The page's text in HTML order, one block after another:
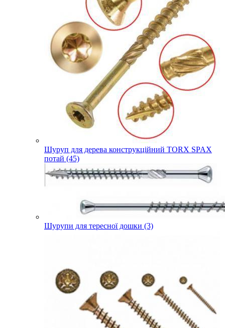
Шуруп для дерева конструкційний TORX SPAX
потай (45)
Шурупи для тересної дошки (3)